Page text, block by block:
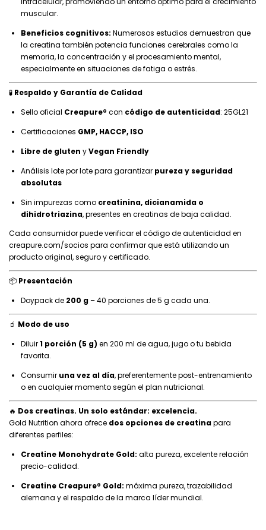
muscular.
Beneficios cognitivos: Numerosos estudios demuestran que
la creatina también potencia funciones cerebrales como la
memoria, la concentración y el procesamiento mental,
especialmente en situaciones de fatiga o estrés.
🧪 Respaldo y Garantía de Calidad
Sello oficial Creapure® con código de autenticidad: 25GL21
Certificaciones GMP, HACCP, ISO
Libre de gluten yVegan Friendly
Análisis lote por lote para garantizar pureza y seguridad
absolutas
Sin impurezas como creatinina, dicianamida o
dihidrotriazina, presentes en creatinas de baja calidad.
Cada consumidor puede verificar el código de autenticidad en
creapure.com/socios para confirmar que está utilizando un
producto original, seguro y certificado.
📦 Presentación
Doypack de 200 g– 40 porciones de 5 g cada una.
🧃 Modo de uso
Diluir1 porción (5 g) en 200 ml de agua, jugo o tu bebida
favorita.
Consumir una vez al día, preferentemente post-entrenamiento
o en cualquier momento según el plan nutricional.
🔥 Dos creatinas. Un solo estándar: excelencia.
Gold Nutrition ahora ofrece dos opciones de creatinapara
diferentes perfiles:
Creatine Monohydrate Gold: alta pureza, excelente relación
precio-calidad.
Creatine Creapure® Gold: máxima pureza, trazabilidad
alemana y el respaldo de la marca líder mundial.